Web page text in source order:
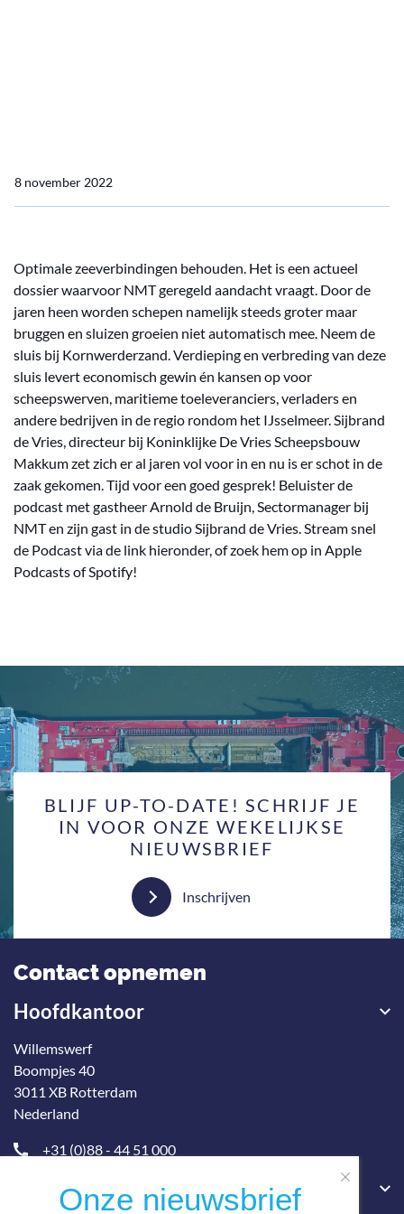
8 november 2022
Optimale zeeverbindingen behouden. Het is een actueel
dossier waarvoor NMT geregeld aandacht vraagt. Door de
jaren heen worden schepen namelijk steeds groter maar
bruggen en sluizen groeien niet automatisch mee. Neem de
sluis bij Kornwerderzand. Verdieping en verbreding van deze
sluis levert economisch gewin én kansen op voor
scheepswerven, maritieme toeleveranciers, verladers en
andere bedrijven in de regio rondom het IJsselmeer. Sijbrand
de Vries, directeur bij Koninklijke De Vries Scheepsbouw
Makkum zet zich er al jaren vol voor in en nu is er schot in de
zaak gekomen. Tijd voor een goed gesprek! Beluister de
podcast met gastheer Arnold de Bruijn, Sectormanager bij
NMT en zijn gast in de studio Sijbrand de Vries. Stream snel
de Podcast via de link hieronder, of zoek hem op in Apple
Podcasts of Spotify!
BLIJF UP-TO-DATE! SCHRIJF JE
IN VOOR ONZE WEKELIJKSE
NIEUWSBRIEF
Inschrijven
Contact opnemen
Hoofdkantoor
Willemswerf
Boompjes 40
3011 XB Rotterdam
Nederland
+31 (0)88 - 44 51 000
Postadres
Onze nieuwsbrief